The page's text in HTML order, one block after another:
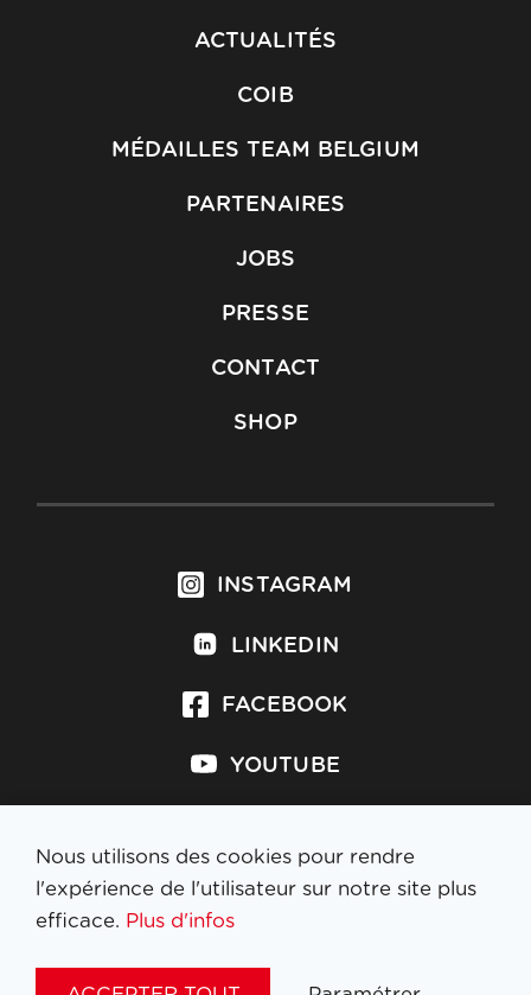
ACTUALITÉS
COIB
MÉDAILLES TEAM BELGIUM
PARTENAIRES
JOBS
PRESSE
CONTACT
SHOP
INSTAGRAM
LINKEDIN
FACEBOOK
YOUTUBE
S'inscrire à la newsletter
Nous utilisons des cookies pour rendre
l'expérience de l'utilisateur sur notre site plus
efficace. Plus d'infos